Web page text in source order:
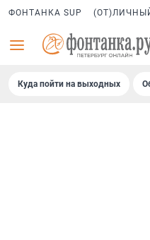
ФОНТАНКА SUP
Куда пойти на выходных